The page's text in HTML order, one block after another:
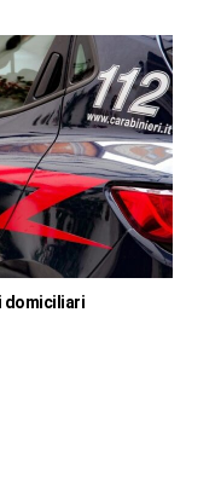
domiciliari